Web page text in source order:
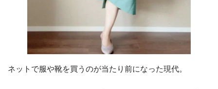
ネットで服や靴を買うのが当たり前になった現代。